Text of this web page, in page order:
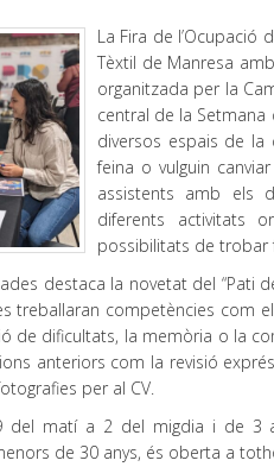
La Fira de l’Ocupació
Tèxtil de Manresa
organitzada per la
central de la Setmana
diversos espais de
feina o vulguin
assistents amb els
diferents activitats
possibilitats de trobar
destaca la novetat del “Pati
treballaran competències com
de dificultats, la memòria o la
anteriors com la revisió
per al CV.
del matí a 2 del migdia i de 3
de 30 anys, és oberta a